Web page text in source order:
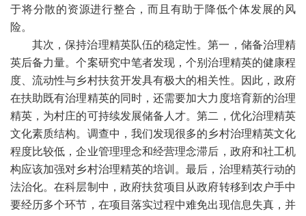
于将分散的资源进行整合，而且有助于降低个体发展的风
险。
其次，保持治理精英队伍的稳定性。第一，储备治理精
英后备力量。个案研究中笔者发现，个别治理精英的健康程
度、流动性与乡村扶贫开发具有极大的相关性。因此，政府
在扶助既有治理精英的同时，还需要加大力度培育新的治理
精英，为村庄的可持续发展储备人才。第二，优化治理精英
文化素质结构。调查中，我们发现很多的乡村治理精英文化
程度比较低，企业管理理念和经营理念滞后，政府和社工机
构应该加强对乡村治理精英的培训。最后，治理精英行动的
法治化。在科层制中，政府扶贫项目从政府转移到农户手中
要经历多个环节，在项目落实过程中难免出现信息失真，并